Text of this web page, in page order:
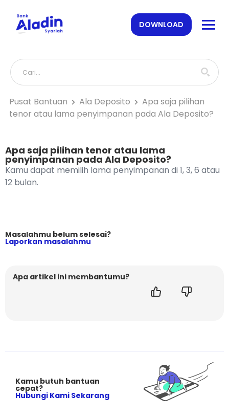
DOWNLOAD
Pusat Bantuan Ala Deposito
Apa saja pilihan
tenor atau lama penyimpanan pada Ala Deposito?
Apa saja pilihan tenor atau lama
penyimpanan pada Ala Deposito?
Kamu dapat memilih lama penyimpanan di 1, 3, 6 atau
12 bulan.
Masalahmu belum selesai?
Laporkan masalahmu
Apa artikel ini membantumu?
Kamu butuh bantuan
cepat?
Hubungi Kami Sekarang